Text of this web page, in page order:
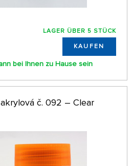
LAGER ÜBER 5 STÜCK
KAUFEN
bei Ihnen zu Hause sein
č. 092 – Clear